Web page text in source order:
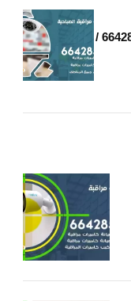
تصليح كاميرات مراقبة الصباحية / 66428585 /